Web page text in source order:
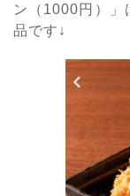
ン（1000円）」
品です↓